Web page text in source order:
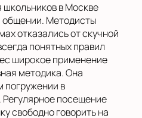
школьников в Москве
Методисты
отказались от скучной
понятных правил
широкое применение
методика. Она
погружении в
Регулярное посещение
свободно говорить на